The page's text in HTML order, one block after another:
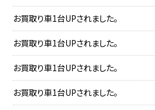
お買取り車1台UPされました。
お買取り車1台UPされました。
お買取り車1台UPされました。
お買取り車1台UPされました。